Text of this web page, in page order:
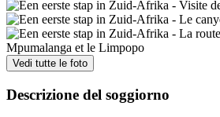
Vedi tutte le foto
Descrizione del soggiorno